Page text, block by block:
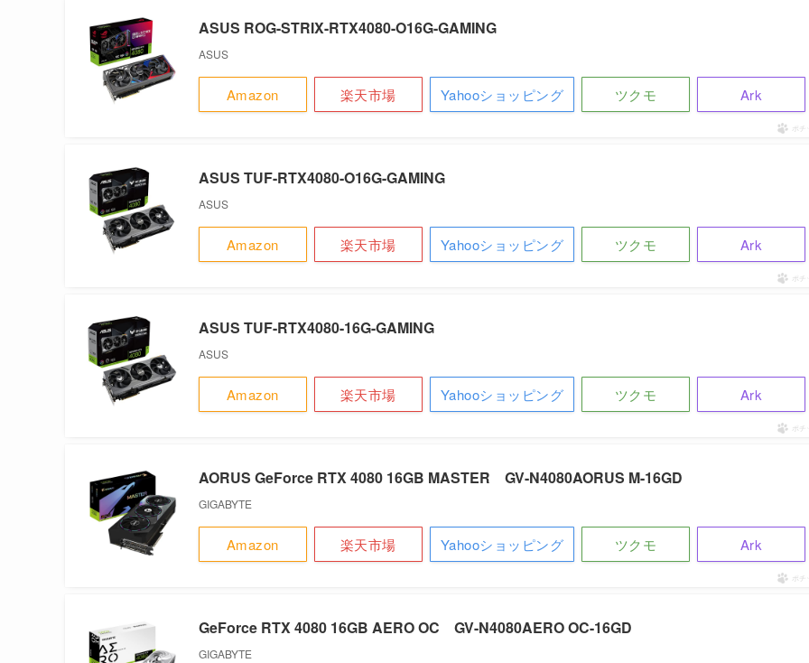
ASUS ROG-STRIX-RTX4080-O16G-GAMING
ASUS
Amazon 楽天市場 Yahooショッピング ツクモ Ark
ポチ
ASUS TUF-RTX4080-O16G-GAMING
ASUS
Amazon 楽天市場 Yahooショッピング ツクモ Ark
ポチ
ASUS TUF-RTX4080-16G-GAMING
ASUS
Amazon 楽天市場 Yahooショッピング ツクモ Ark
ポチ
AORUS GeForce RTX 4080 16GB MASTER GV-N4080AORUS M-16GD
GIGABYTE
Amazon 楽天市場 Yahooショッピング ツクモ Ark
ポチ
GeForce RTX 4080 16GB AERO OC GV-N4080AERO OC-16GD
GIGABYTE